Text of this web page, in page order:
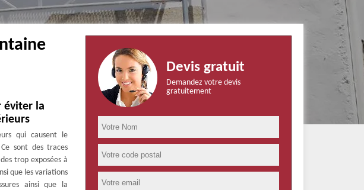
éviter la
qui causent le
sont des traces
trop exposées à
que les variations
ainsi que la
Devis gratuit
Demandez votre devis
gratuitement